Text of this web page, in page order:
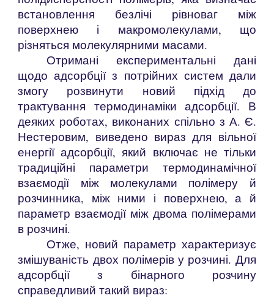
встановлення безлічі рівноваг між
поверхнею і макромолекулами, що
різняться молекулярними масами.
Отримані експериментальні дані
щодо адсорбції з потрійних систем дали
змогу розвинути новий підхід до
трактування термодинаміки адсорбції. В
деяких роботах, виконаних спільно з А. Є.
Нестеровим, виведено вираз для вільної
енергії адсорбції, який включає не тільки
традиційні параметри термодинамічної
взаємодії між молекулами полімеру й
розчинника, між ними і поверхнею, а й
параметр взаємодії між двома полімерами
в розчині.
Отже, новий параметр характеризує
змішуваність двох полімерів у розчині. Для
адсорбції з бінарного розчину
справедливий такий вираз: